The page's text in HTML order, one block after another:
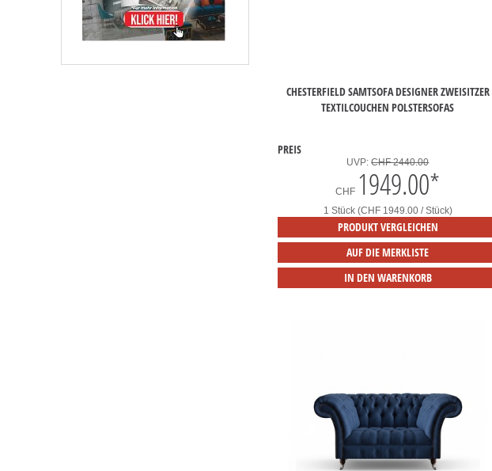
CHESTERFIELD SAMTSOFA DESIGNER ZWEISITZER
TEXTILCOUCHEN POLSTERSOFAS
PREIS
UVP:CHF 2440.00
CHF 1949.00*
1 Stück (CHF 1949.00 / Stück)
PRODUKT VERGLEICHEN
AUF DIE MERKLISTE
IN DEN WARENKORB